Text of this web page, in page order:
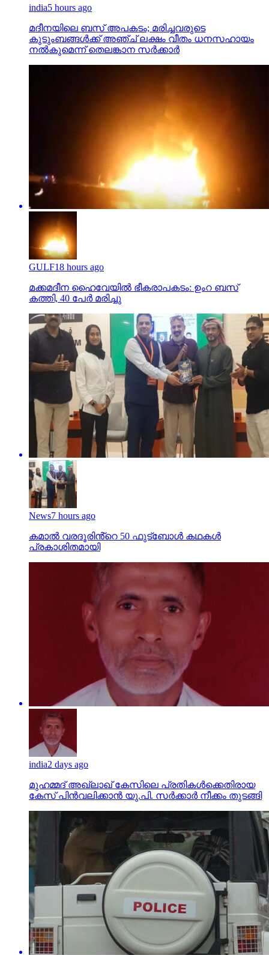
india5 hours ago
മദീനയിലെ ബസ് അപകടം; മരിച്ചവരുടെ
കുടുംബങ്ങള്‍ക്ക് അഞ്ച് ലക്ഷം വീതം ധനസഹായം
നല്‍കുമെന്ന് തെലങ്കാന സര്‍ക്കാര്‍
GULF18 hours ago
മക്കമദീന ഹൈവേയില്‍ ഭീകരാപകടം: ഉംറ ബസ്
കത്തി, 40 പേര്‍ മരിച്ചു
News7 hours ago
കമാൽ വരദൂരിൻ്റെ 50 ഫുട്ബോൾ കഥകൾ
പ്രകാശിതമായി
india2 days ago
മുഹമ്മദ് അഖ്‌ലാഖ് കേസിലെ പ്രതികള്‍ക്കെതിരായ
കേസ് പിന്‍വലിക്കാന്‍ യു.പി. സര്‍ക്കാര്‍ നീക്കം തുടങ്ങി